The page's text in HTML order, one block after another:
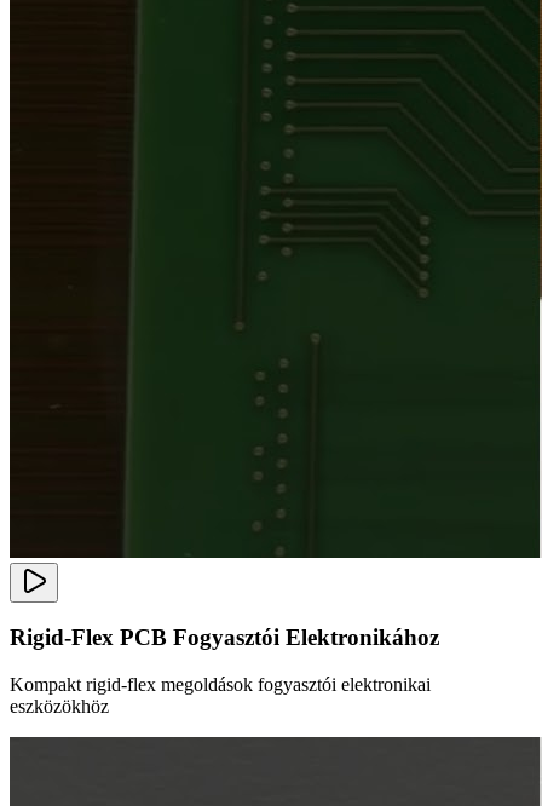
Rigid-Flex PCB Fogyasztói Elektronikához
Kompakt rigid-flex megoldások fogyasztói elektronikai
eszközökhöz